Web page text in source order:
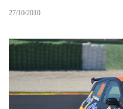
27/10/2010